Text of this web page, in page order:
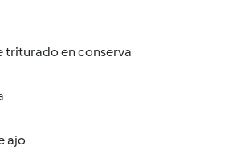
triturado en conserva
ajo